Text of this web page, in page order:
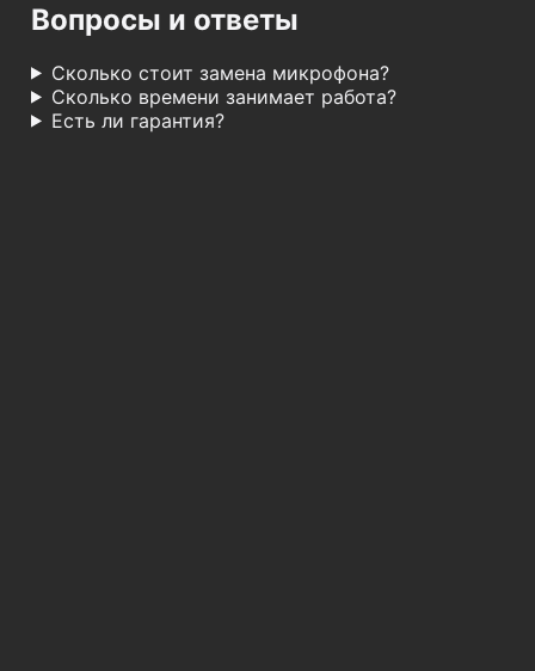
Вопросы и ответы
Сколько стоит замена микрофона?
Сколько времени занимает работа?
Есть ли гарантия?